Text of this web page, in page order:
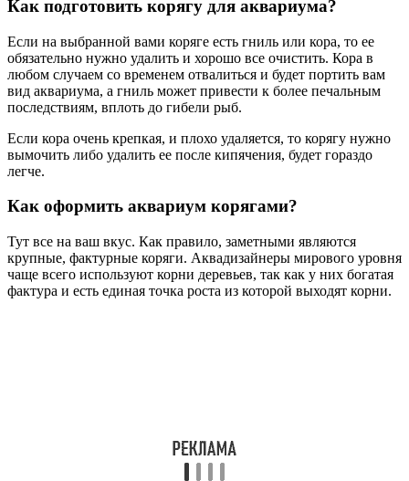
Как подготовить корягу для аквариума?
Если на выбранной вами коряге есть гниль или кора, то ее
обязательно нужно удалить и хорошо все очистить. Кора в
любом случаем со временем отвалиться и будет портить вам
вид аквариума, а гниль может привести к более печальным
последствиям, вплоть до гибели рыб.
Если кора очень крепкая, и плохо удаляется, то корягу нужно
вымочить либо удалить ее после кипячения, будет гораздо
легче.
Как оформить аквариум корягами?
Тут все на ваш вкус. Как правило, заметными являются
крупные, фактурные коряги. Аквадизайнеры мирового уровня
чаще всего используют корни деревьев, так как у них богатая
фактура и есть единая точка роста из которой выходят корни.